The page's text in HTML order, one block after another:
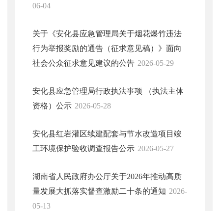
06-04
关于《安化县应急管理局关于烟花爆竹违法
行为举报奖励的通告（征求意见稿）》面向
社会公众征求意见建议的公告 2026-05-29
安化县应急管理局行政执法事项 （执法主体
资格）公示 2026-05-28
安化县红岩灌区续建配套与节水改造项目竣
工环境保护验收调查报告公示 2026-05-27
湖南省人民政府办公厅关于2026年推动高质
量发展大抓落实督查激励二十条的通知 2026-
05-13